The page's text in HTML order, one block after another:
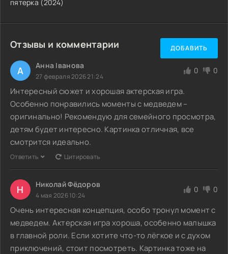
пятерка (2024)
Отзывы и комментарии ДОБАВИТЬ
А Анна Іванова
27 февраля 2026 21:24
0 0
Интересный сюжет и хорошая актерская игра.
Особенно понравились моменты с медведем –
оригинально! Рекомендую для семейного просмотра,
детям будет интересно. Картинка отличная, все
смотрится идеально.
Ответить Цитировать
Н Николай Фёдоров
4 мая 2026 10:24
0 0
Очень интересная концепция, особо тронул момент с
медведем. Актерская игра хороша, особенно малышка
в главной роли. Если хотите что-то лёгкое и с духом
приключений, стоит посмотреть. Картинка тоже на